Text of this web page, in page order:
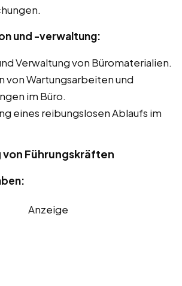
und -verwaltung:
Verwaltung von Büromaterialien.
von Wartungsarbeiten und
im Büro.
eines reibungslosen Ablaufs im
Führungskräften
Anzeige